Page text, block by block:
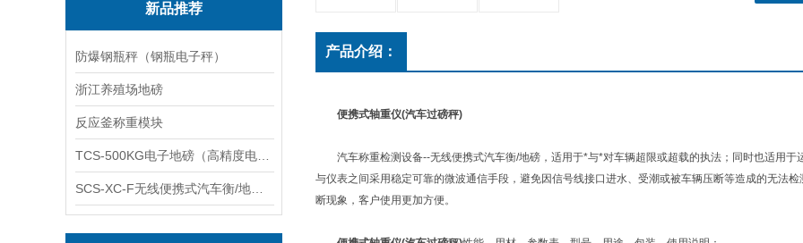
新品推荐
防爆钢瓶秤（钢瓶电子秤）
浙江养殖场地磅
反应釜称重模块
产品介绍：
便携式轴重仪(汽车过磅秤)
汽车称重检测设备--无线便携式汽车衡/地磅，适用于*与*对车辆超限或超载的执法；同时也适用于
与仪表之间采用稳定可靠的微波通信手段，避免因信号线接口进水、受潮或被车辆压断等造成的无法
断现象，客户使用更加方便。